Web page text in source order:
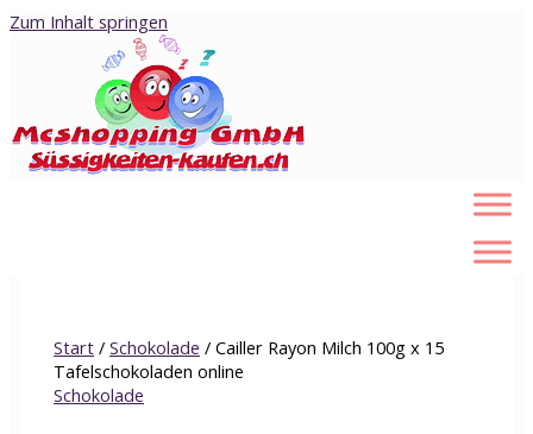
Zum Inhalt springen
Start /Schokolade / Cailler Rayon Milch 100g x 15
Tafelschokoladen online
Schokolade